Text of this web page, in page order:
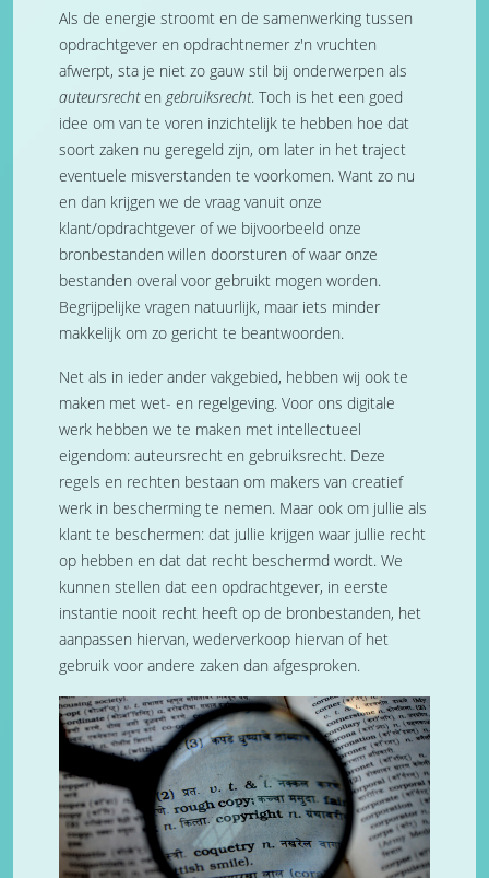
Als de energie stroomt en de samenwerking tussen
opdrachtgever en opdrachtnemer z'n vruchten
afwerpt, sta je niet zo gauw stil bij onderwerpen als
auteursrechten gebruiksrecht. Toch is het een goed
idee om van te voren inzichtelijk te hebben hoe dat
soort zaken nu geregeld zijn, om later in het traject
eventuele misverstanden te voorkomen. Want zo nu
en dan krijgen we de vraag vanuit onze
klant/opdrachtgever of we bijvoorbeeld onze
bronbestanden willen doorsturen of waar onze
bestanden overal voor gebruikt mogen worden.
Begrijpelijke vragen natuurlijk, maar iets minder
makkelijk om zo gericht te beantwoorden.
Net als in ieder ander vakgebied, hebben wij ook te
maken met wet- en regelgeving. Voor ons digitale
werk hebben we te maken met intellectueel
eigendom: auteursrecht en gebruiksrecht. Deze
regels en rechten bestaan om makers van creatief
werk in bescherming te nemen. Maar ook om jullie als
klant te beschermen: dat jullie krijgen waar jullie recht
op hebben en dat dat recht beschermd wordt. We
kunnen stellen dat een opdrachtgever, in eerste
instantie nooit recht heeft op de bronbestanden, het
aanpassen hiervan, wederverkoop hiervan of het
gebruik voor andere zaken dan afgesproken.